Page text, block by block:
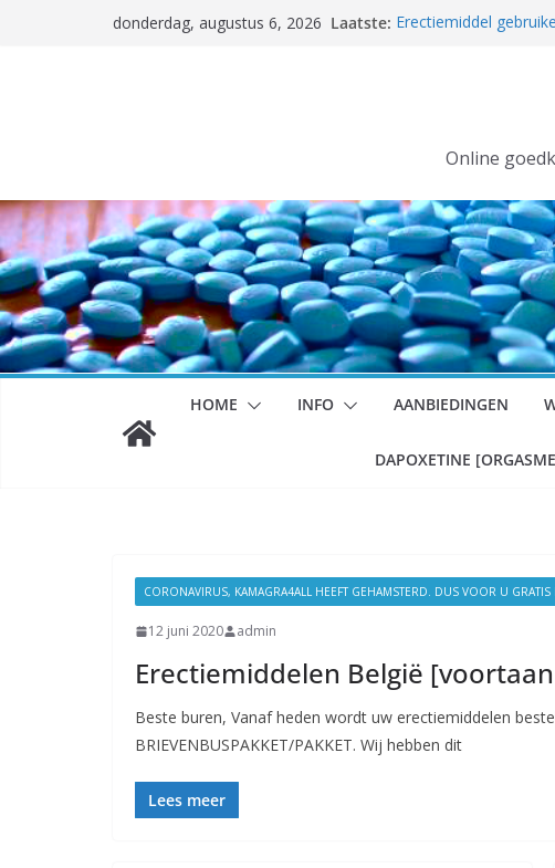
donderdag, augustus 6, 2026 Laatste: Erectiemiddel
Grotere aantallen
Coronavirus, ook wij
Online
HOME INFO AANBIEDINGEN
DAPOXETINE
CORONAVIRUS, KAMAGRA4ALL HEEFT GEHAMSTERD. DUS VOOR U GRATIS
12 juni 2020 admin
Erectiemiddelen België [voortaan
Beste buren, Vanaf heden wordt uw erectiemiddelen
BRIEVENBUSPAKKET/PAKKET. Wij hebben dit
Lees meer